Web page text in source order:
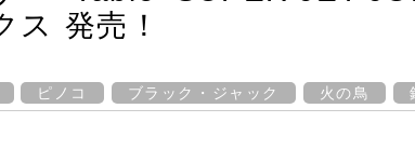
ス 発売！
ピノコ ブラック・ジャック 火の鳥